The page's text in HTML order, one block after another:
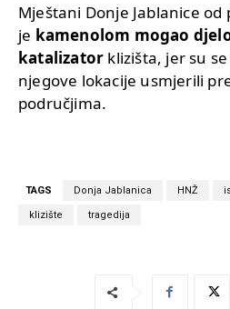
Mještani Donje Jablanice
je kamenolom mogao
katalizator klizišta, jer su
njegove lokacije usmjerili
područjima.
TAGS Donja Jablanica HNŽ
klizište tragedija